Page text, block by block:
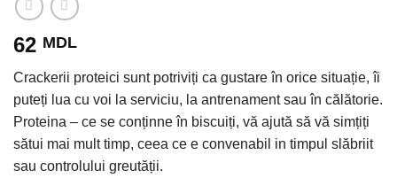
62 MDL
Crackerii proteici sunt potriviți ca gustare în orice situație, îi
puteți lua cu voi la serviciu, la antrenament sau în călătorie.
Proteina – ce se conținne în biscuiți, vă ajută să vă simțiți
sătui mai mult timp, ceea ce e convenabil in timpul slăbriit
sau controlului greutății.